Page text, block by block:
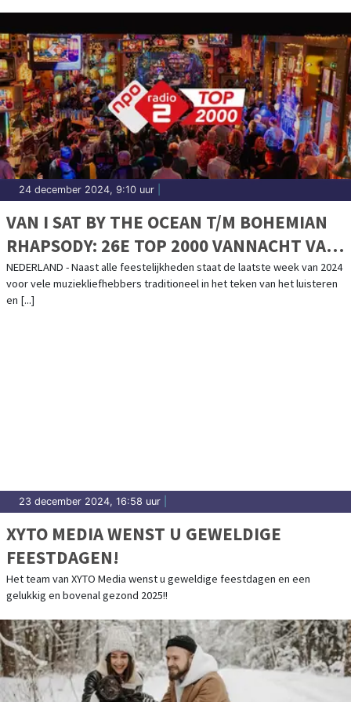
24 december 2024, 9:10 uur
VAN I SAT BY THE OCEAN T/M BOHEMIAN
RHAPSODY: 26E TOP 2000 VANNACHT VAN
START
NEDERLAND - Naast alle feestelijkheden staat de laatste week van 2024
voor vele muziekliefhebbers traditioneel in het teken van het luisteren
en [...]
23 december 2024, 16:58 uur
XYTO MEDIA WENST U GEWELDIGE
FEESTDAGEN!
Het team van XYTO Media wenst u geweldige feestdagen en een
gelukkig en bovenal gezond 2025!!